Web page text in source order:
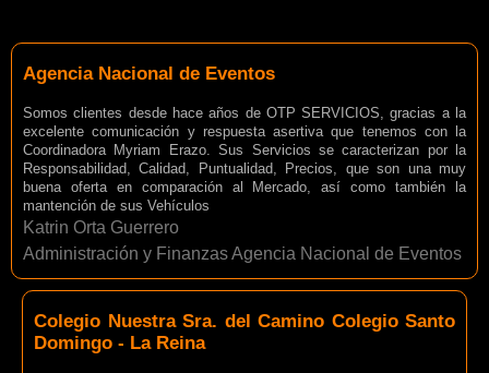
Agencia Nacional de Eventos
Somos clientes desde hace años de OTP SERVICIOS, gracias a la
excelente comunicación y respuesta asertiva que tenemos con la
Coordinadora Myriam Erazo. Sus Servicios se caracterizan por la
Responsabilidad, Calidad, Puntualidad, Precios, que son una muy
buena oferta en comparación al Mercado, así como también la
mantención de sus Vehículos
Katrin Orta Guerrero
Administración y Finanzas Agencia Nacional de Eventos
Colegio Nuestra Sra. del Camino Colegio Santo
Domingo - La Reina